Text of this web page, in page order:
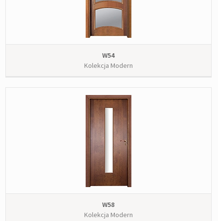
W54
Kolekcja Modern
W58
Kolekcja Modern